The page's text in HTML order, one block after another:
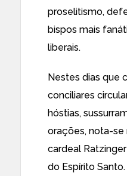
proselitismo,
bispos mais
liberais.
Nestes dias que
conciliares
hóstias,
orações, nota-se
cardeal
do Espírito Santo.